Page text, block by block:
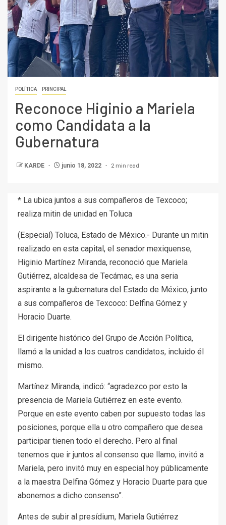
POLÍTICA PRINCIPAL
Reconoce Higinio a Mariela
como Candidata a la
Gubernatura
KARDE junio 18, 2022 2 min read
* La ubica juntos a sus compañeros de Texcoco;
realiza mitin de unidad en Toluca
(Especial) Toluca, Estado de México.- Durante un mitin
realizado en esta capital, el senador mexiquense,
Higinio Martínez Miranda, reconoció que Mariela
Gutiérrez, alcaldesa de Tecámac, es una seria
aspirante a la gubernatura del Estado de México, junto
a sus compañeros de Texcoco: Delfina Gómez y
Horacio Duarte.
El dirigente histórico del Grupo de Acción Política,
llamó a la unidad a los cuatros candidatos, incluido él
mismo.
Martínez Miranda, indicó: “agradezco por esto la
presencia de Mariela Gutiérrez en este evento.
Porque en este evento caben por supuesto todas las
posiciones, porque ella u otro compañero que desea
participar tienen todo el derecho. Pero al final
tenemos que ir juntos al consenso que llamo, invitó a
Mariela, pero invitó muy en especial hoy públicamente
a la maestra Delfina Gómez y Horacio Duarte para que
abonemos a dicho consenso”.
Antes de subir al presídium, Mariela Gutiérrez